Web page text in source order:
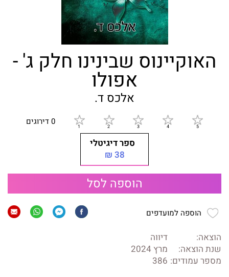
האוקיינוס שבינינו חלק ג' -
אפולו
אלכס ד.
0 דירוגים
ספר דיגיטלי
38 ₪
הוספה לסל
הוספה למועדפים
הוצאה:
דיווה
שנת הוצאה:
מרץ 2024
מספר עמודים: 386